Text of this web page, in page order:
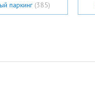
паркинг (385)